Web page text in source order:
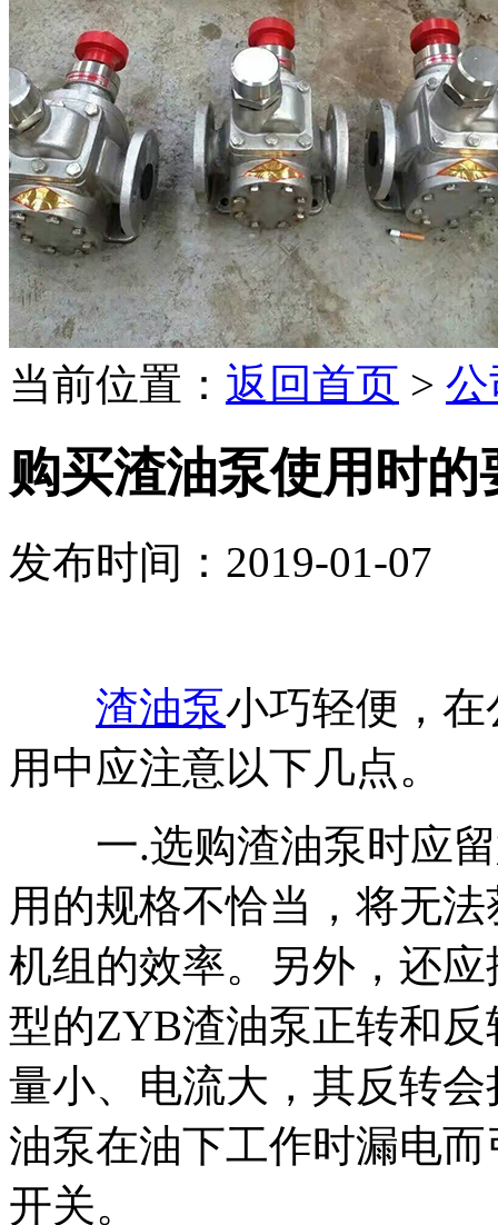
当前位置： 返回首页 >
购买渣油泵使用时的
发布时间：2019-01-07
渣油泵小巧轻便，
用中应注意以下几点。
一.选购渣油泵时应留
用的规格不恰当，将无
机组的效率。另外，还
型的ZYB渣油泵正转和
量小、电流大，其反转
油泵在油下工作时漏电
开关。